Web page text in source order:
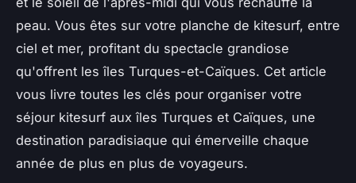
peau. Vous êtes sur votre planche de kitesurf, entre
ciel et mer, profitant du spectacle grandiose
qu'offrent les îles Turques-et-Caïques. Cet article
vous livre toutes les clés pour organiser votre
séjour kitesurf aux îles Turques et Caïques, une
destination paradisiaque qui émerveille chaque
année de plus en plus de voyageurs.